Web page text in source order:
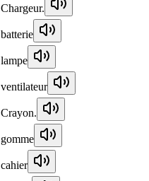
Chargeur.
batterie
lampe
ventilateur
Crayon.
gomme
cahier